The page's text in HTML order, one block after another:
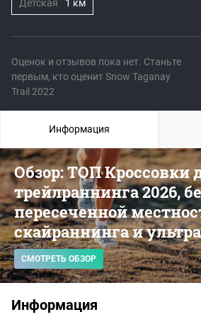
Оценок и отзывов пока нет. Станьте
первым, кто оценит Snow Taganay
Trail 2022
Детская 1 км
Обзор: ТОП Кроссовки
трейлраннинга 2026,
пересеченной
скайраннинга и
СМОТРЕТЬ ОБЗОР
Информация
Информация